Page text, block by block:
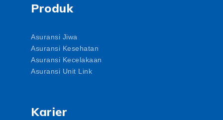
Produk
Asuransi Jiwa
Asuransi Kesehatan
Asuransi Kecelakaan
Asuransi Unit Link
Karier